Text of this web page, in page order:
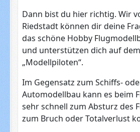
Dann bist du hier richtig. Wir
Riedstadt können dir deine
das schöne Hobby
und unterstützen dich auf
„Modellpiloten“.
Im Gegensatz zum Schiffs-
Automodellbau kann es beim
sehr schnell zum Absturz des
zum Bruch oder Totalverlust